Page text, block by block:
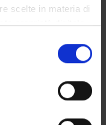
scelte in materia di
proprietà digitale
in qualsiasi
o facendo clic